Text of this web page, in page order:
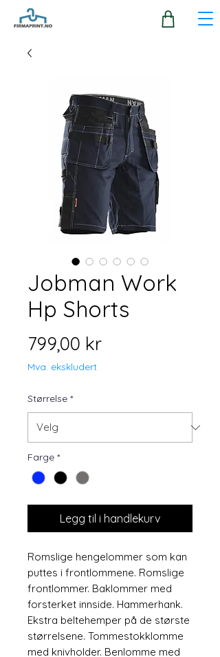
Jobman Work
Hp Shorts
799,00 krPris
Mva. ekskludert
Størrelse *
Farge *
Legg til i handlekurv
Romslige hengelommer som kan
puttes i frontlommene. Romslige
frontlommer. Baklommer med
forsterket innside. Hammerhank.
Ekstra beltehemper på de største
størrelsene. Tommestokklomme
med knivholder. Benlomme med